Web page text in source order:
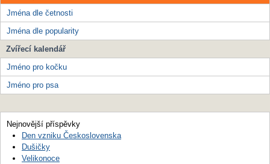
Jména dle četnosti
Jména dle popularity
Zvířecí kalendář
Jméno pro kočku
Jméno pro psa
Nejnovější příspěvky
Den vzniku Československa
Dušičky
Velikonoce